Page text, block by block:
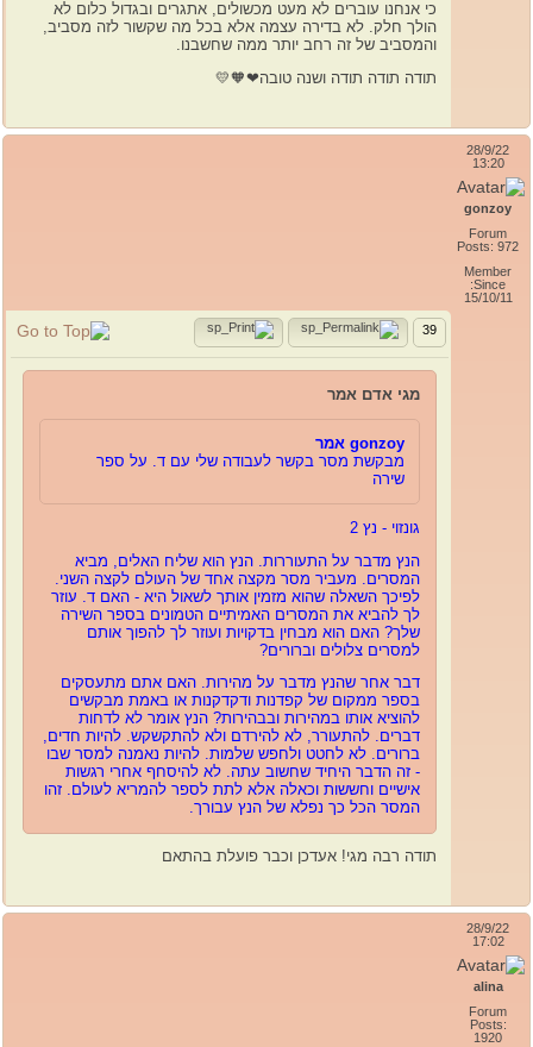
כי אנחנו עוברים לא מעט מכשולים, אתגרים ובגדול כלום לא
הולך חלק. לא בדירה עצמה אלא בכל מה שקשור לזה מסביב,
והמסביב של זה רחב יותר ממה שחשבנו.
תודה תודה תודה ושנה טובה❤🧡💛
28/9/22
13:20
gonzoy
Forum
Posts: 972
Member
Since:
15/10/11
39
מגי אדם אמר
gonzoy אמר
מבקשת מסר בקשר לעבודה שלי עם ד. על ספר
שירה
גונזוי - נץ 2
הנץ מדבר על התעוררות. הנץ הוא שליח האלים, מביא
המסרים. מעביר מסר מקצה אחד של העולם לקצה השני.
לפיכך השאלה שהוא מזמין אותך לשאול היא - האם ד. עוזר
לך להביא את המסרים האמיתיים הטמונים בספר השירה
שלך? האם הוא מבחין בדקויות ועוזר לך להפוך אותם
למסרים צלולים וברורים?
דבר אחר שהנץ מדבר על מהירות. האם אתם מתעסקים
בספר ממקום של קפדנות ודקדקנות או באמת מבקשים
להוציא אותו במהירות ובבהירות? הנץ אומר לא לדחות
דברים. להתעורר, לא להירדם ולא להתקשקש. להיות חדים,
ברורים. לא לחטט ולחפש שלמות. להיות נאמנה למסר שבו
- זה הדבר היחיד שחשוב עתה. לא להיסחף אחרי רגשות
אישיים וחששות וכאלה אלא לתת לספר להמריא לעולם. זהו
המסר הכל כך נפלא של הנץ עבורך.
תודה רבה מגי! אעדכן וכבר פועלת בהתאם
28/9/22
17:02
alina
Forum
Posts:
1920